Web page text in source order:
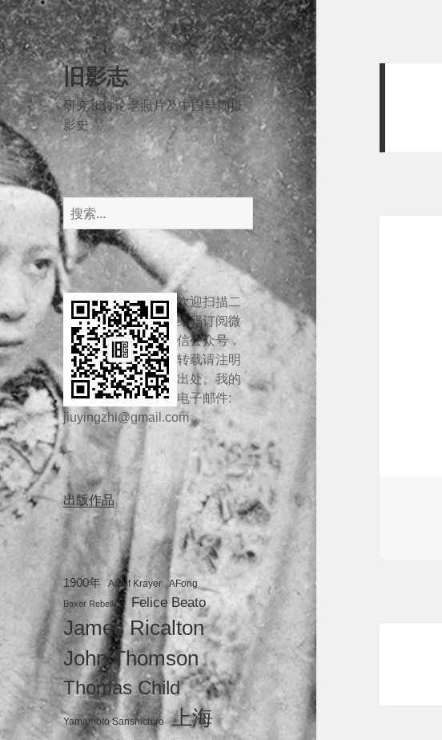
旧影志
研究和讨论老照片及中国早期摄
影史
搜
索：
欢迎扫描二
维码订阅微
信公众号，
转载请注明
出处。我的
电子邮件:
jiuyingzhi@gmail.com
出版作品
1900年 Adolf Krayer AFong
Boxer Rebellion Felice Beato
James Ricalton
John Thomson
Thomas Child
Yamamoto Sanshichiro 上海